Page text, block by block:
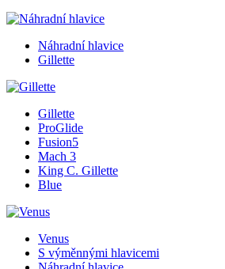
Náhradní hlavice
Gillette
Gillette
ProGlide
Fusion5
Mach 3
King C. Gillette
Blue
Venus
S výměnnými hlavicemi